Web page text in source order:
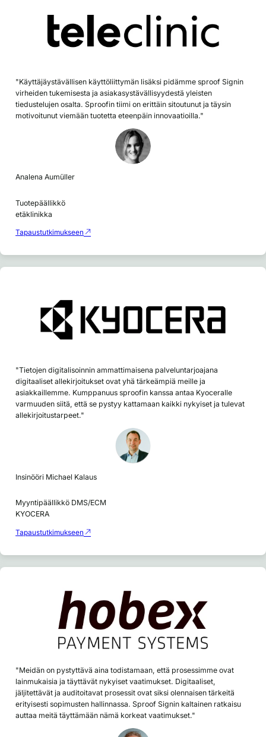
"Käyttäjäystävällisen käyttöliittymän lisäksi pidämme sproof Signin
virheiden tukemisesta ja asiakasystävällisyydestä yleisten
tiedustelujen osalta. Sproofin tiimi on erittäin sitoutunut ja täysin
motivoitunut viemään tuotetta eteenpäin innovaatioilla."
Analena Aumüller
Tuotepäällikkö
etäklinikka
Tapaustutkimukseen
"Tietojen digitalisoinnin ammattimaisena palveluntarjoajana
digitaaliset allekirjoitukset ovat yhä tärkeämpiä meille ja
asiakkaillemme. Kumppanuus sproofin kanssa antaa Kyoceralle
varmuuden siitä, että se pystyy kattamaan kaikki nykyiset ja tulevat
allekirjoitustarpeet."
Insinööri Michael Kalaus
Myyntipäällikkö DMS/ECM
KYOCERA
Tapaustutkimukseen
"Meidän on pystyttävä aina todistamaan, että prosessimme ovat
lainmukaisia ja täyttävät nykyiset vaatimukset. Digitaaliset,
jäljitettävät ja auditoitavat prosessit ovat siksi olennaisen tärkeitä
erityisesti sopimusten hallinnassa. Sproof Signin kaltainen ratkaisu
auttaa meitä täyttämään nämä korkeat vaatimukset."